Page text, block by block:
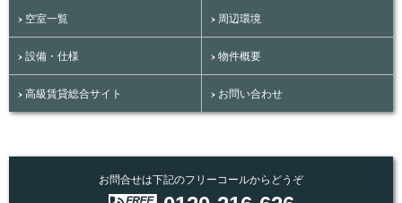
空室一覧 周辺環境
設備・仕様 物件概要
高級賃貸総合サイト お問い合わせ
お問合せは下記のフリーコールからどうぞ